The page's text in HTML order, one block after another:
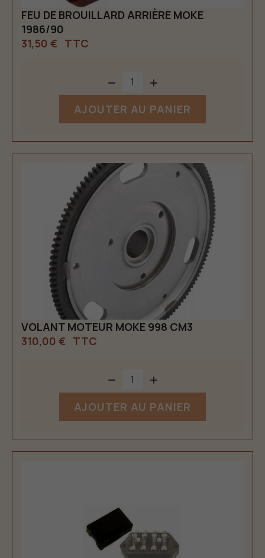
FEU DE BROUILLARD ARRIÈRE MOKE
1986/90
31,50 € TTC
AJOUTER AU PANIER
 
VOLANT MOTEUR MOKE 998 CM3
310,00 € TTC
AJOUTER AU PANIER
 